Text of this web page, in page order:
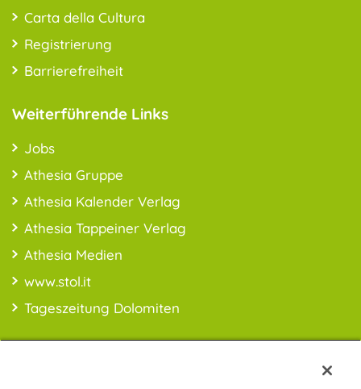
Carta della Cultura
Registrierung
Barrierefreiheit
Weiterführende Links
Jobs
Athesia Gruppe
Athesia Kalender Verlag
Athesia Tappeiner Verlag
Athesia Medien
www.stol.it
Tageszeitung Dolomiten